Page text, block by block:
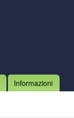
Informazioni